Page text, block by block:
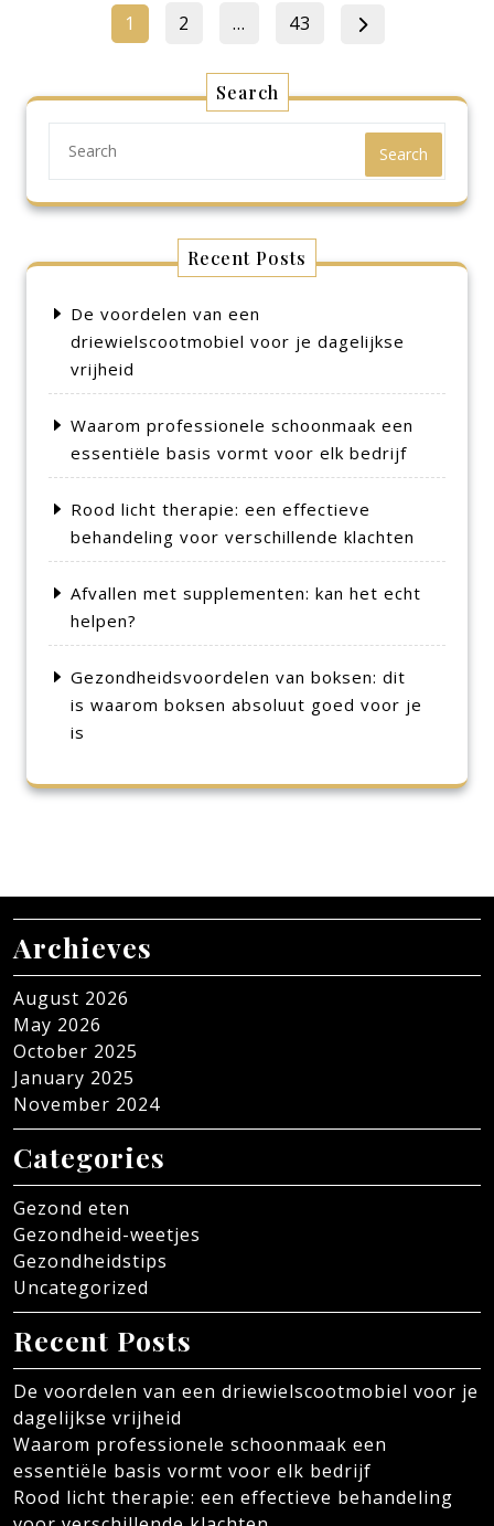
Posts
Page
1 Page
2 … Page
43
Search
Search
Recent Posts
De voordelen van een
driewielscootmobiel voor je dagelijkse
vrijheid
Waarom professionele schoonmaak een
essentiële basis vormt voor elk bedrijf
Rood licht therapie: een effectieve
behandeling voor verschillende klachten
Afvallen met supplementen: kan het echt
helpen?
Gezondheidsvoordelen van boksen: dit
is waarom boksen absoluut goed voor je
is
Archieves
August 2026
May 2026
October 2025
January 2025
November 2024
Categories
Gezond eten
Gezondheid-weetjes
Gezondheidstips
Uncategorized
Recent Posts
De voordelen van een driewielscootmobiel voor je
dagelijkse vrijheid
Waarom professionele schoonmaak een
essentiële basis vormt voor elk bedrijf
Rood licht therapie: een effectieve behandeling